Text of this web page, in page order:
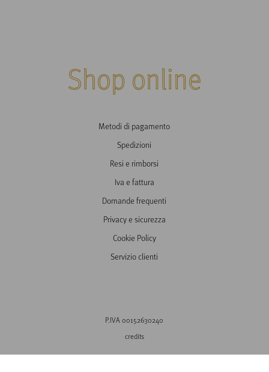
Shop online
Metodi di pagamento
Spedizioni
Resi e rimborsi
Iva e fattura
Domande frequenti
Privacy e sicurezza
Cookie Policy
Servizio clienti
P.IVA 00152630240
credits